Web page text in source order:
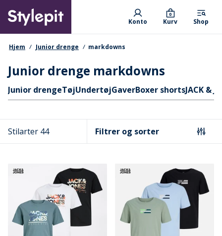
main
content
Primary departments
Konto Kurv
0
Shop
navigationssti
Hjem Junior drenge markdowns
Junior drenge markdowns
Hurtige links
Junior drengeTøjUndertøjGaverBoxer shortsJACK &
Stilarter 44 Filtrer og sorter